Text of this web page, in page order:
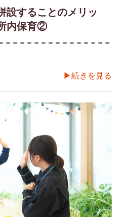
設することのメリッ
内保育②
＝＝＝＝＝＝＝＝＝＝＝＝＝＝＝
▶続きを見る